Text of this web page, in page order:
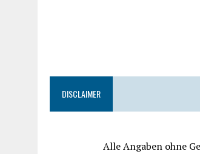
DISCLAIMER
Alle Angaben ohne